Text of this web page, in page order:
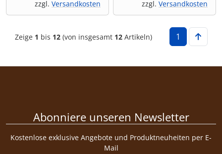
zzgl. Versandkosten zzgl. Versandkosten
Zeige 1 bis 12(von insgesamt 12Artikeln) 1
Abonniere unseren Newsletter
Kostenlose exklusive Angebote und Produktneuheiten per E-
Mail